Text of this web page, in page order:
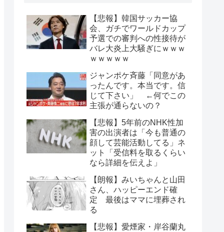
【悲報】韓国サッカー協
会、ガチでワールドカップ
予選での審判への性接待が
バレ大炎上大騒ぎにｗｗｗ
ｗｗｗｗｗ
ジャンポケ斉藤「同意があ
ったんです。本当です。信
じて下さい」 ←何でこの
主張が通らないの？
【悲報】5年前のNHK性加
害の出演者は「今も普通の
顔して芸能活動してる」ネ
ット「受信料を取るくらい
なら詳細を伝えよ」
【朗報】みいちゃんと山田
さん、ハッピーエンド確
定 最後はママに埋葬され
る
【悲報】愛煙家・岸谷蘭丸